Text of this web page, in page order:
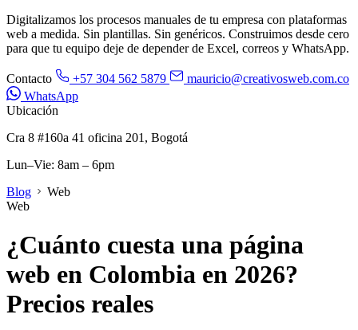
Digitalizamos los procesos manuales de tu empresa con plataformas
web a medida. Sin plantillas. Sin genéricos. Construimos desde cero
para que tu equipo deje de depender de Excel, correos y WhatsApp.
Contacto +57 304 562 5879
mauricio@creativosweb.com.co
WhatsApp
Ubicación
Cra 8 #160a 41 oficina 201, Bogotá
Lun–Vie: 8am – 6pm
Blog
Web
Web
¿Cuánto cuesta una página
web en Colombia en 2026?
Precios reales